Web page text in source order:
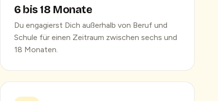
6 bis 18 Monate
Du engagierst Dich außerhalb von Beruf und
Schule für einen Zeitraum zwischen sechs und
18 Monaten.